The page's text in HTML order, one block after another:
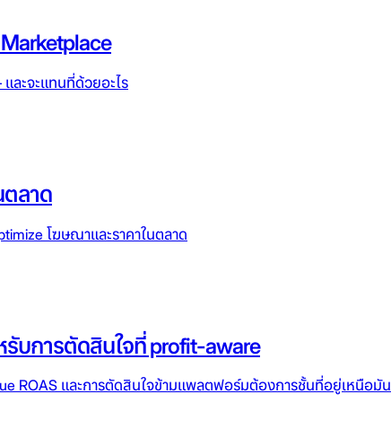
ละจะแทนที่ด้วยอะไร
ตลาด
โฆษณาและราคาในตลาด
รับการตัดสินใจที่ profit-aware
ROAS และการตัดสินใจข้ามแพลตฟอร์มต้องการชั้นที่อยู่เหนือมัน